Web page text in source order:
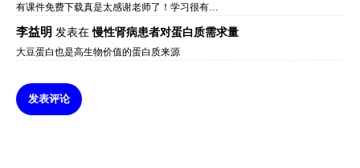
有课件免费下载真是太感谢老师了！学习很有…
李益明 发表在慢性肾病患者对蛋白质需求量
大豆蛋白也是高生物价值的蛋白质来源
发表评论